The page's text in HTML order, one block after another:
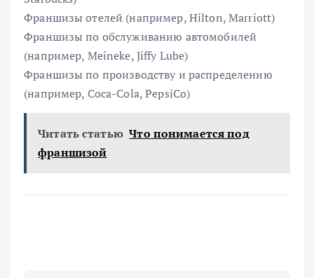
Франшизы отелей (например, Hilton, Marriott)
Франшизы по обслуживанию автомобилей
(например, Meineke, Jiffy Lube)
Франшизы по производству и распределению
(например, Coca-Cola, PepsiCo)
Читать статью Что понимается под
франшизой